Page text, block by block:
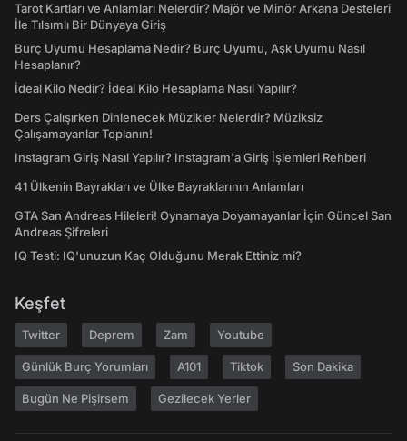
Tarot Kartları ve Anlamları Nelerdir? Majör ve Minör Arkana Desteleri
İle Tılsımlı Bir Dünyaya Giriş
Burç Uyumu Hesaplama Nedir? Burç Uyumu, Aşk Uyumu Nasıl
Hesaplanır?
İdeal Kilo Nedir? İdeal Kilo Hesaplama Nasıl Yapılır?
Ders Çalışırken Dinlenecek Müzikler Nelerdir? Müziksiz
Çalışamayanlar Toplanın!
Instagram Giriş Nasıl Yapılır? Instagram'a Giriş İşlemleri Rehberi
41 Ülkenin Bayrakları ve Ülke Bayraklarının Anlamları
GTA San Andreas Hileleri! Oynamaya Doyamayanlar İçin Güncel San
Andreas Şifreleri
IQ Testi: IQ'unuzun Kaç Olduğunu Merak Ettiniz mi?
Keşfet
Twitter Deprem Zam Youtube
Günlük Burç Yorumları A101 Tiktok Son Dakika
Bugün Ne Pişirsem Gezilecek Yerler